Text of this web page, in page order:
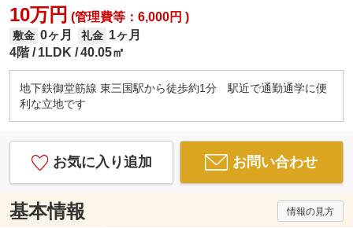
10万円 (管理費等：6,000円 )
敷金 0ヶ月 礼金 1ヶ月
4階
1LDK 40.05㎡
地下鉄御堂筋線 東三国駅から徒歩約1分 駅近で通勤通学に便
利な立地です
お気に入り追加 お問い合わせ
基本情報 情報の見方